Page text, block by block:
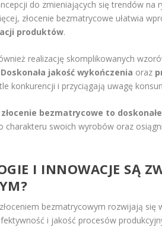
do zmieniających się trendów na
złocenie bezmatrycowe ułatwia
produktów.
realizację skomplikowanych
Doskonała jakość wykończenia oraz
konkurencji i przyciągają uwagę
bezmatrycowe to
charakteru swoich wyrobów oraz
I INNOWACJE SĄ
bezmatrycowym rozwijają
i jakość procesów